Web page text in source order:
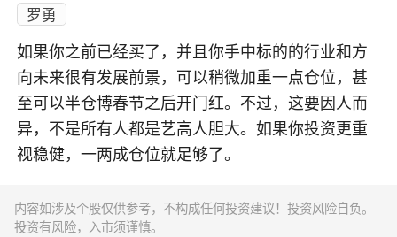
罗勇
如果你之前已经买了，并且你手中标的的行业和方
向未来很有发展前景，可以稍微加重一点仓位，甚
至可以半仓博春节之后开门红。不过，这要因人而
异，不是所有人都是艺高人胆大。如果你投资更重
视稳健，一两成仓位就足够了。
内容如涉及个股仅供参考，不构成任何投资建议！投资风险自负。
投资有风险，入市须谨慎。